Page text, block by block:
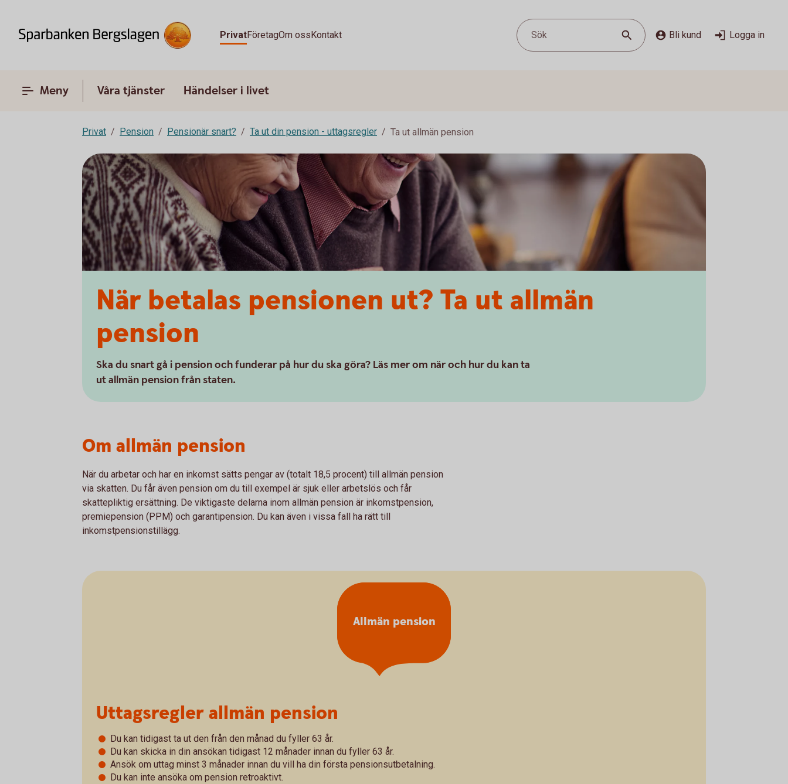
PrivatFöretagOm ossKontakt Sök Bli kund Logga in
Meny Våra tjänster Händelser i livet
Privat Pension Pensionär snart? Ta ut din pension - uttagsregler Ta ut allmän pension
När betalas pensionen ut? Ta ut allmän
pension
Ska du snart gå i pension och funderar på hur du ska göra? Läs mer om när och hur du kan ta
ut allmän pension från staten.
Om allmän pension
När du arbetar och har en inkomst sätts pengar av (totalt 18,5 procent) till allmän pension
via skatten. Du får även pension om du till exempel är sjuk eller arbetslös och får
skattepliktig ersättning. De viktigaste delarna inom allmän pension är inkomstpension,
premiepension (PPM) och garantipension. Du kan även i vissa fall ha rätt till
inkomstpensionstillägg.
Allmän pension
Uttagsregler allmän pension
Du kan tidigast ta ut den från den månad du fyller 63 år.
Du kan skicka in din ansökan tidigast 12 månader innan du fyller 63 år.
Ansök om uttag minst 3 månader innan du vill ha din första pensionsutbetalning.
Du kan inte ansöka om pension retroaktivt.